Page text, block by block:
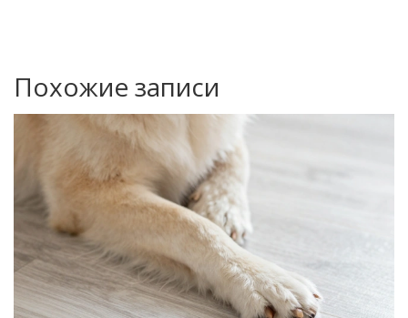
Похожие записи